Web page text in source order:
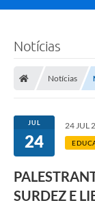
Notícias
Notícias
JUL
24
24 JUL
SURDEZ E